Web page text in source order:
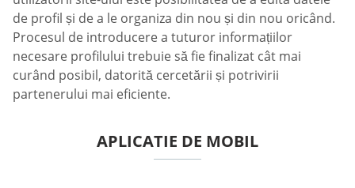
de profil și de a le organiza din nou și din nou oricând.
Procesul de introducere a tuturor informațiilor
necesare profilului trebuie să fie finalizat cât mai
curând posibil, datorită cercetării și potrivirii
partenerului mai eficiente.
APLICATIE DE MOBIL